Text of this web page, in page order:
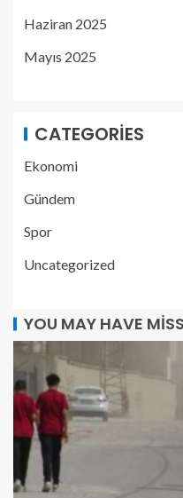
Haziran 2025
Mayıs 2025
CATEGORIES
Ekonomi
Gündem
Spor
Uncategorized
YOU MAY HAVE